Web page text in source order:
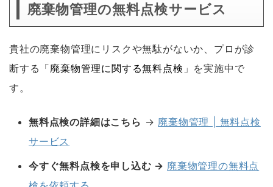
廃棄物管理の無料点検サービス
貴社の廃棄物管理にリスクや無駄がないか、プロが診
断する「廃棄物管理に関する無料点検 」を実施中で
す。
無料点検の詳細はこちら → 廃棄物管理 | 無料点検
サービス
今すぐ無料点検を申し込む → 廃棄物管理の無料点